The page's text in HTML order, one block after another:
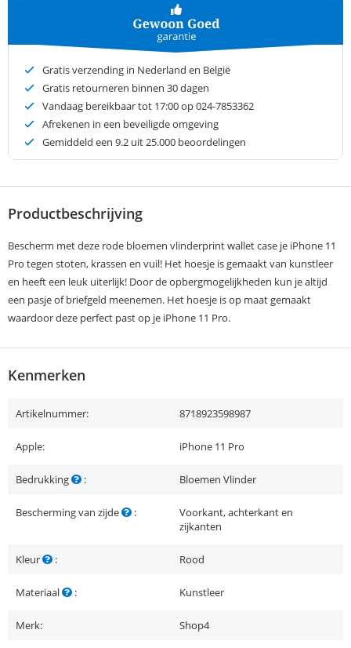
Gratis verzending in Nederland en België
Gratis retourneren binnen 30 dagen
Vandaag bereikbaar tot 17:00 op 024-7853362
Afrekenen in een beveiligde omgeving
Gemiddeld een 9.2 uit 25.000 beoordelingen
Productbeschrijving
Bescherm met deze rode bloemen vlinderprint wallet case je iPhone 11
Pro tegen stoten, krassen en vuil! Het hoesje is gemaakt van kunstleer
en heeft een leuk uiterlijk! Door de opbergmogelijkheden kun je altijd
een pasje of briefgeld meenemen. Het hoesje is op maat gemaakt
waardoor deze perfect past op je iPhone 11 Pro.
Kenmerken
Artikelnummer: 8718923598987
Apple: iPhone 11 Pro
Bedrukking : Bloemen Vlinder
Bescherming van zijde :
Voorkant, achterkant en
zijkanten
Kleur : Rood
Materiaal : Kunstleer
Merk: Shop4